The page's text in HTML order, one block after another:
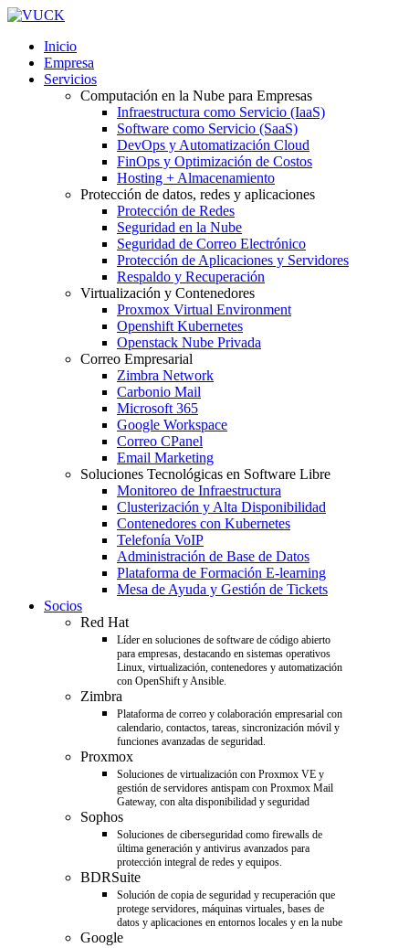
Inicio
Empresa
Servicios
Computación en la Nube para Empresas
Infraestructura como Servicio (IaaS)
Software como Servicio (SaaS)
DevOps y Automatización Cloud
FinOps y Optimización de Costos
Hosting + Almacenamiento
Protección de datos, redes y aplicaciones
Protección de Redes
Seguridad en la Nube
Seguridad de Correo Electrónico
Protección de Aplicaciones y Servidores
Respaldo y Recuperación
Virtualización y Contenedores
Proxmox Virtual Environment
Openshift Kubernetes
Openstack Nube Privada
Correo Empresarial
Zimbra Network
Carbonio Mail
Microsoft 365
Google Workspace
Correo CPanel
Email Marketing
Soluciones Tecnológicas en Software Libre
Monitoreo de Infraestructura
Clusterización y Alta Disponibilidad
Contenedores con Kubernetes
Telefonía VoIP
Administración de Base de Datos
Plataforma de Formación E-learning
Mesa de Ayuda y Gestión de Tickets
Socios
Red Hat
Líder en soluciones de software de código abierto
para empresas, destacando en sistemas operativos
Linux, virtualización, contenedores y automatización
con OpenShift y Ansible.
Zimbra
Plataforma de correo y colaboración empresarial con
calendario, contactos, tareas, sincronización móvil y
funciones avanzadas de seguridad.
Proxmox
Soluciones de virtualización con Proxmox VE y
gestión de servidores antispam con Proxmox Mail
Gateway, con alta disponibilidad y seguridad
Sophos
Soluciones de ciberseguridad como firewalls de
última generación y antivirus avanzados para
protección integral de redes y equipos.
BDRSuite
Solución de copia de seguridad y recuperación que
protege servidores, máquinas virtuales, bases de
datos y aplicaciones en entornos locales y en la nube
Google